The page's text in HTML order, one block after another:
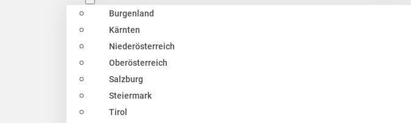
Burgenland
Kärnten
Niederösterreich
Oberösterreich
Salzburg
Steiermark
Tirol